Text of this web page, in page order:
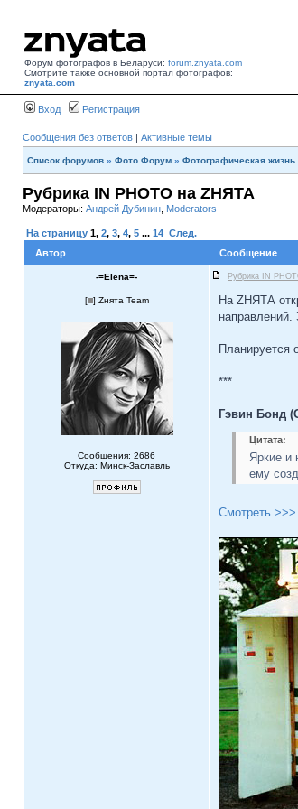
Форум фотографов в Беларуси: forum.znyata.com
Смотрите также основной портал фотографов:
znyata.com
Вход Регистрация
Сообщения без ответов | Активные темы
Список форумов » Фото Форум » Фотографическая жизнь
Рубрика IN PHOTO на ZНЯТА
Модераторы: Андрей Дубинин Moderators
На страницу 1, 2, 3, 4, 5 ... 14 След.
Автор
Сообщение
-=Elena=- Рубрика IN
[ ] Zнята Team
Сообщения: 2686
Откуда: Минск-Заславль
На ZНЯТА
Планируется
***
Гэвин Бонд
Цитата:
Яркие и
ему
Смотреть >>>